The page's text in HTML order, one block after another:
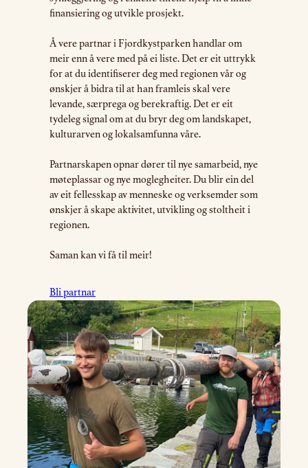
finansiering og utvikle prosjekt.
Å vere partnar i Fjordkystparken handlar om
meir enn å vere med på ei liste. Det er eit uttrykk
for at du identifiserer deg med regionen vår og
ønskjer å bidra til at han framleis skal vere
levande, særprega og berekraftig. Det er eit
tydeleg signal om at du bryr deg om landskapet,
kulturarven og lokalsamfunna våre.
Partnarskapen opnar dører til nye samarbeid, nye
møteplassar og nye moglegheiter. Du blir ein del
av eit fellesskap av menneske og verksemder som
ønskjer å skape aktivitet, utvikling og stoltheit i
regionen.
Saman kan vi få til meir!
Bli partnar